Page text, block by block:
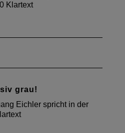
Klartext
grau!
Eichler spricht in der